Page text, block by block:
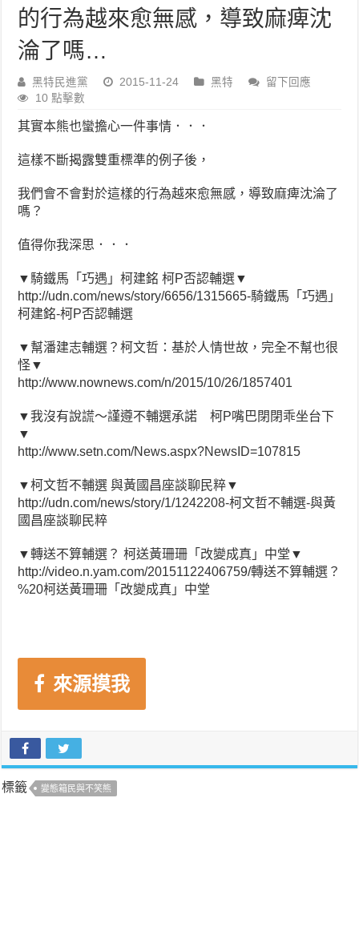
的行為越來愈無感，導致麻痺沈
淪了嗎…
黑特民進黨 2015-11-24 黑特
留下回應
10 點擊數
其實本熊也蠻擔心一件事情．．．
這樣不斷揭露雙重標準的例子後，
我們會不會對於這樣的行為越來愈無感，導致麻痺沈淪了
嗎？
值得你我深思．．．
▼騎鐵馬「巧遇」柯建銘 柯P否認輔選▼
http://udn.com/news/story/6656/1315665-騎鐵馬「巧遇」
柯建銘-柯P否認輔選
▼幫潘建志輔選？柯文哲：基於人情世故，完全不幫也很
怪▼
http://www.nownews.com/n/2015/10/26/1857401
▼我沒有說謊～謹遵不輔選承諾 柯P嘴巴閉閉乖坐台下
▼
http://www.setn.com/News.aspx?NewsID=107815
▼柯文哲不輔選 與黃國昌座談聊民粹▼
http://udn.com/news/story/1/1242208-柯文哲不輔選-與黃
國昌座談聊民粹
▼轉送不算輔選？ 柯送黃珊珊「改變成真」中堂▼
http://video.n.yam.com/20151122406759/轉送不算輔選？
%20柯送黃珊珊「改變成真」中堂
來源摸我
標籤 變態箱民與不笑熊